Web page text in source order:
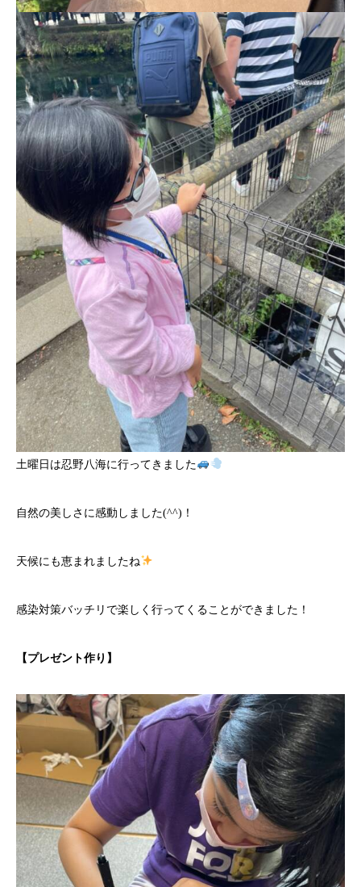
土曜日は忍野八海に行ってきました
自然の美しさに感動しました(^^)！
天候にも恵まれましたね
感染対策バッチリで楽しく行ってくることができました！
【プレゼント作り】